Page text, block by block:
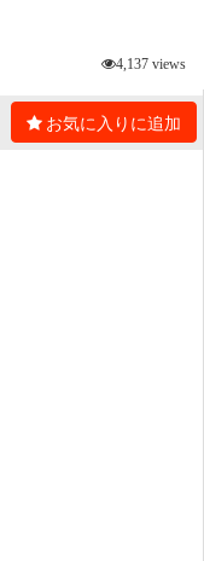
4,137 views
お気に入りに追加